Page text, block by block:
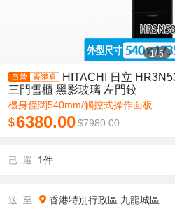
1/5
HITACHI 日立
三門雪櫃 黑影玻璃 左門鉸
機身僅闊540mm/觸控式操作面板
$6380.00$7980.00
已 選 1件
送 至 香港特別行政區 九龍城區